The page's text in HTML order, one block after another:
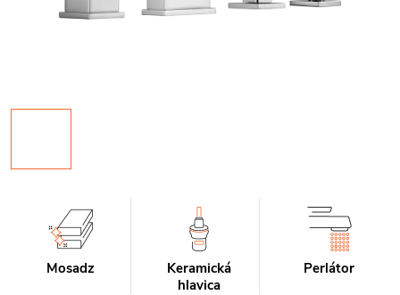
Mosadz
Keramická
hlavica
Perlátor